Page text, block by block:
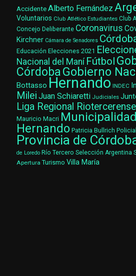
AccidenteAlberto Fernández
Voluntarios Club Atlético Estudiantes Club
Concejo Deliberante Coronavirus
Kirchner Cámara de Senadores
Educación Elecciones 2021
Nacional del Maní Fútbol
CórdobaGobierno
Bottasso Hernando INDEC
Milei Juan Schiaretti Judiciales
Liga Regional Riotercerense
Mauricio Macri
Hernando Patricia Bullrich
Provincia de
de Loredo Río Tercero Selección Argentina
Apertura Turismo Villa María